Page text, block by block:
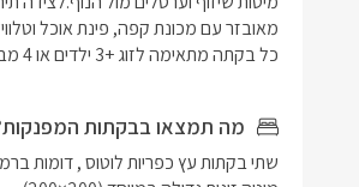
כל בקתה מתאימה לזוג +3 ילדים או 4 מבוגרים .
מה תמצאו בבקתות